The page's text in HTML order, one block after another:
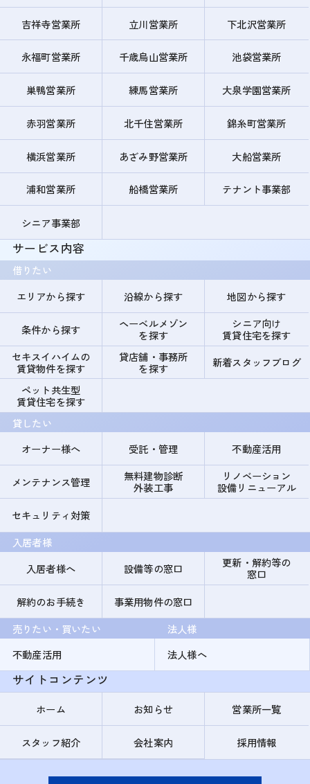
吉祥寺営業所 立川営業所 下北沢営業所
永福町営業所 千歳烏山営業所 池袋営業所
巣鴨営業所 練馬営業所 大泉学園営業所
赤羽営業所 北千住営業所 錦糸町営業所
横浜営業所 あざみ野営業所 大船営業所
浦和営業所 船橋営業所 テナント事業部
シニア事業部
サービス内容
借りたい
エリアから探す
沿線から探す 地図から探す
条件から探す
ヘーベルメゾン
を探す
シニア向け
賃貸住宅を探す
セキスイハイムの
賃貸物件を探す
貸店舗・事務所
を探す
新着スタッフブログ
ペット共生型
賃貸住宅を探す
貸したい
オーナー様へ
受託・管理 不動産活用
メンテナンス管理
無料建物診断
外装工事
リノベーション
設備リニューアル
セキュリティ対策
入居者様
入居者様へ
設備等の窓口
更新・解約等の
窓口
解約のお手続き
事業用物件の窓口
売りたい・買いたい
不動産活用
法人様
法人様へ
サイトコンテンツ
ホーム お知らせ 営業所一覧
スタッフ紹介 会社案内 採用情報